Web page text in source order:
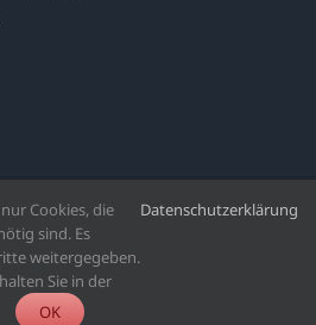
vorbehalten | Agentur Hanne
Knickmann
Facebook
X
Cookies, die
sind. Es
weitergegeben.
Sie in der
Datenschutzerklärung
OK